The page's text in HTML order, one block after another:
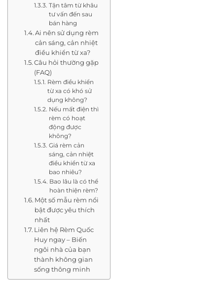
Tận tâm từ khâu
tư vấn đến sau
bán hàng
Ai nên sử dụng rèm
cản sáng, cản nhiệt
điều khiển từ xa?
Câu hỏi thường gặp
(FAQ)
Rèm điều khiển
từ xa có khó sử
dụng không?
Nếu mất điện thì
rèm có hoạt
động được
không?
Giá rèm cản
sáng, cản nhiệt
điều khiển từ xa
bao nhiêu?
Bao lâu là có thể
hoàn thiện rèm?
Một số mẫu rèm nổi
bật được yêu thích
nhất
Liên hệ Rèm Quốc
Huy ngay – Biến
ngôi nhà của bạn
thành không gian
sống thông minh